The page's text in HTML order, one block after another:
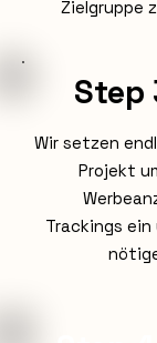
Zielgruppe
Step
Wir setzen
Projekt
Trackings ein